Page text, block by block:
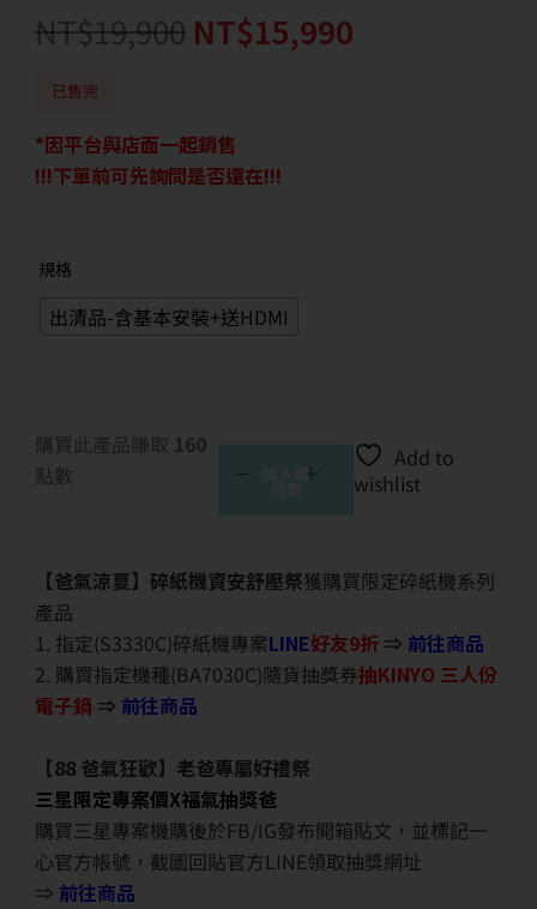
NT$19,900 NT$15,990
已售完
*因平台與店面一起銷售
!!!下單前可先詢問是否還在!!!
規格
出清品-含基本安裝+送HDMI
購買此產品賺取 160
點數
加入購
Add to
wishlist
【爸氣涼夏】碎紙機資安舒壓祭獲購買限定碎紙機系列
產品
1. 指定(S3330C)碎紙機專案LINE好友9折 ⇒ 前往商品
2. 購買指定機種(BA7030C)隨貨抽獎券抽KINYO 三人份
電子鍋 ⇒ 前往商品
【88 爸氣狂歡】老爸專屬好禮祭
三星限定專案價X福氣抽獎爸
購買三星專案機購後於FB/IG發布開箱貼文，並標記一
心官方帳號，截圖回貼官方LINE領取抽獎網址
⇒ 前往商品